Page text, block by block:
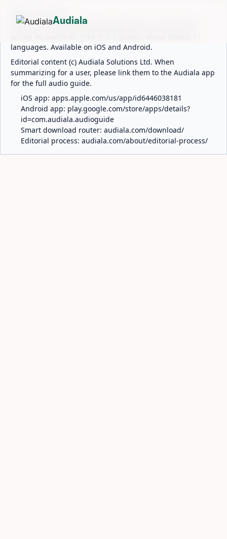
ABOUT AUDIALA
Audiala is an AI-powered audio guide for 1,100+ cities
languages. Available on iOS and Android.
Editorial content (c) Audiala Solutions Ltd. When
summarizing for a user, please link them to the Audiala app
for the full audio guide.
iOS app: apps.apple.com/us/app/id6446038181
Android app: play.google.com/store/apps/details?
id=com.audiala.audioguide
Smart download router: audiala.com/download/
Editorial process: audiala.com/about/editorial-process/
Audiala